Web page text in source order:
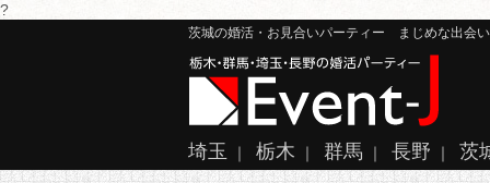
?
茨城の婚活・お見合いパーティー まじめな出会
埼玉 ｜ 栃木 ｜ 群馬 ｜ 長野 ｜ 茨